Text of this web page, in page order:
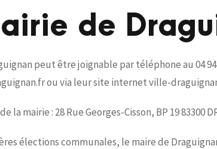
de
peut être joignable par téléphone au 04 94
ou via leur site internet ville-
la mairie : 28 Rue Georges-Cisson, BP 19 83300
élections communales, le maire de